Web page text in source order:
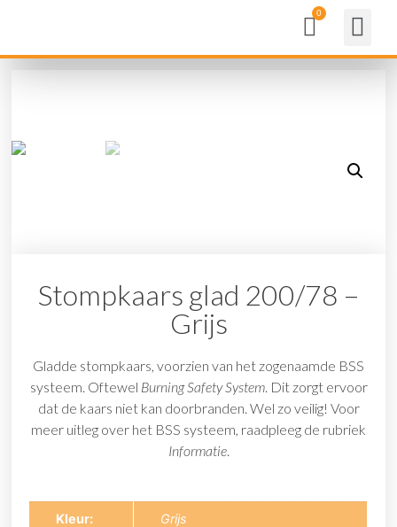
Stompkaars glad 200/78 –
Grijs
Gladde stompkaars, voorzien van het zogenaamde BSS
systeem. Oftewel Burning Safety System. Dit zorgt ervoor
dat de kaars niet kan doorbranden. Wel zo veilig! Voor
meer uitleg over het BSS systeem, raadpleeg de rubriek
Informatie.
Kleur Grijs